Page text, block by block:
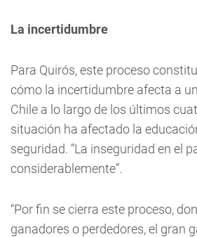
La incertidumbre
Para Quirós, este proceso
cómo la incertidumbre afecta a
Chile a lo largo de los últimos
situación ha afectado la
seguridad. “La inseguridad en el
considerablemente”.
“Por fin se cierra este proceso,
ganadores o perdedores, el gran